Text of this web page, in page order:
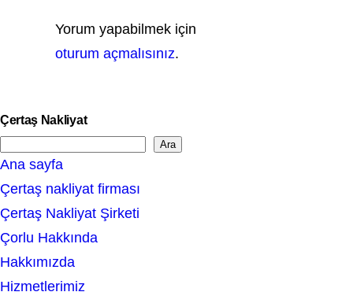
Yorum yapabilmek için
oturum açmalısınız.
Çertaş Nakliyat
e
a
r
c
h
Ara
Ana sayfa
Çertaş nakliyat firması
Çertaş Nakliyat Şirketi
Çorlu Hakkında
Hakkımızda
Hizmetlerimiz